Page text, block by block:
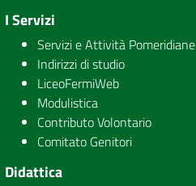
I Servizi
Servizi e Attività Pomeridiane
Indirizzi di studio
LiceoFermiWeb
Modulistica
Contributo Volontario
Comitato Genitori
Didattica